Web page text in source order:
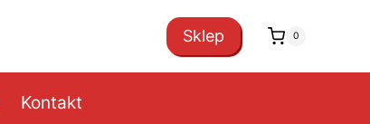
Sklep 0
Kontakt